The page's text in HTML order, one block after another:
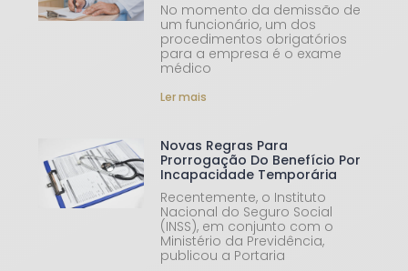
No momento da demissão de
um funcionário, um dos
procedimentos obrigatórios
para a empresa é o exame
médico
Ler mais
Novas Regras Para
Prorrogação Do Benefício Por
Incapacidade Temporária
Recentemente, o Instituto
Nacional do Seguro Social
(INSS), em conjunto com o
Ministério da Previdência,
publicou a Portaria